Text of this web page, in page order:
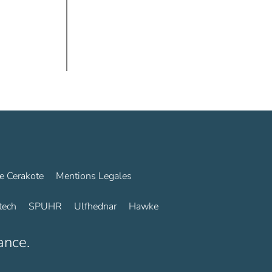
Cerakote Mentions Legales
SPUHR Ulfhednar Hawke